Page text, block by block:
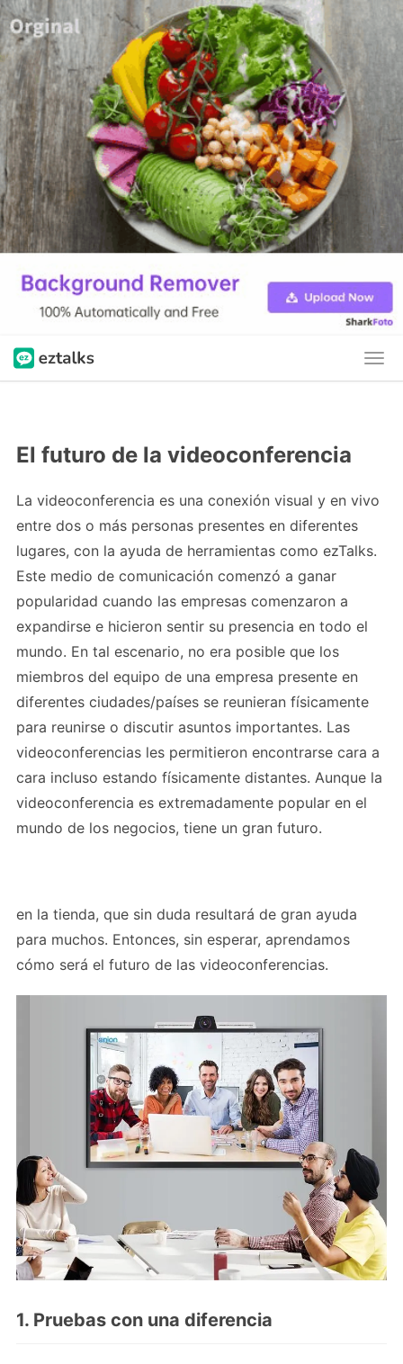
El futuro de la videoconferencia
La videoconferencia es una conexión visual y en vivo
entre dos o más personas presentes en diferentes
lugares, con la ayuda de herramientas como ezTalks.
Este medio de comunicación comenzó a ganar
popularidad cuando las empresas comenzaron a
expandirse e hicieron sentir su presencia en todo el
mundo. En tal escenario, no era posible que los
miembros del equipo de una empresa presente en
diferentes ciudades/países se reunieran físicamente
para reunirse o discutir asuntos importantes. Las
videoconferencias les permitieron encontrarse cara a
cara incluso estando físicamente distantes. Aunque la
videoconferencia es extremadamente popular en el
mundo de los negocios, tiene un gran futuro.
en la tienda, que sin duda resultará de gran ayuda
para muchos. Entonces, sin esperar, aprendamos
cómo será el futuro de las videoconferencias.
1. Pruebas con una diferencia